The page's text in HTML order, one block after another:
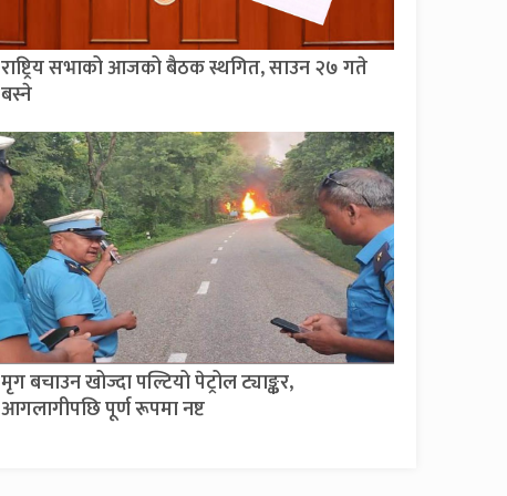
राष्ट्रिय सभाको आजको बैठक स्थगित, साउन २७ गते
बस्ने
मृग बचाउन खोज्दा पल्टियो पेट्रोल ट्याङ्कर,
आगलागीपछि पूर्ण रूपमा नष्ट